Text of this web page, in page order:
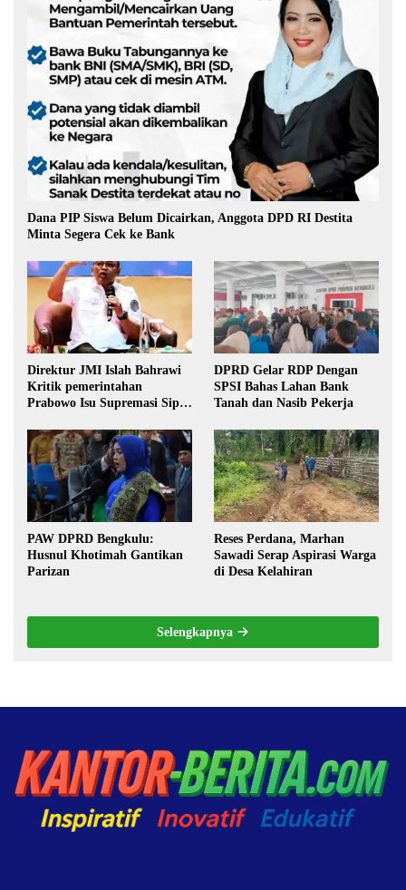
Dana PIP Siswa Belum Dicairkan, Anggota DPD RI Destita
Minta Segera Cek ke Bank
Direktur JMI Islah Bahrawi
Kritik pemerintahan
Prabowo Isu Supremasi Sipil,
Pilkada oleh DPRD
DPRD Gelar RDP Dengan
SPSI Bahas Lahan Bank
Tanah dan Nasib Pekerja
PAW DPRD Bengkulu:
Husnul Khotimah Gantikan
Parizan
Reses Perdana, Marhan
Sawadi Serap Aspirasi Warga
di Desa Kelahiran
Selengkapnya